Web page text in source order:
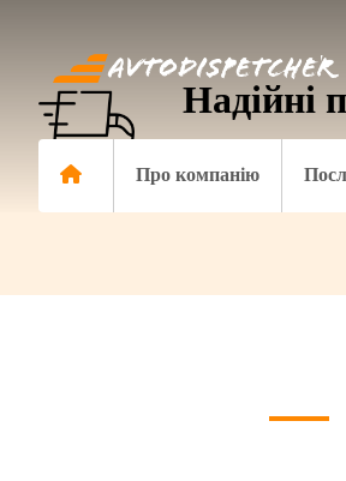
Про компанію
Надійні
Працюємо по